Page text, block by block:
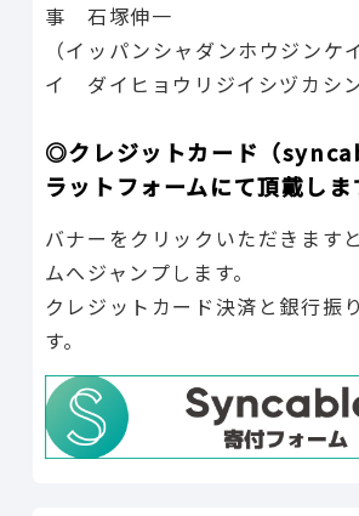
事 石塚伸一
（イッパンシャダンホウジンケ
イ ダイヒョウリジイシヅカシン
◎クレジットカード（
ラットフォームにて頂戴しま
バナーをクリックいただきます
ムへジャンプします。
クレジットカード決済と銀行振
す。